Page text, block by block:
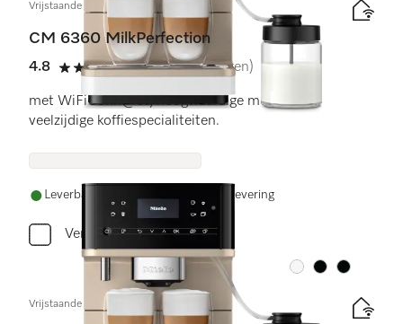
Vrijstaande koffiemachine
CM 6360 MilkPerfection
4.8
4.8 sterren op 5
(18 beoordelingen)
met WiFiConn@ct, hoogwaardige melkkan en
veelzijdige koffiespecialiteiten.
Leverbaar uit voorraad met gratis levering
Vergelijken
Kleur:Kleur:Kleur:
Vrijstaande koffiemachine